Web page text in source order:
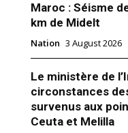
II s’est employée
de son allocution de Noël, à
plus sombres», aux
durement frappés par la
«Pour beaucoup, cette
de tristesse: certains
Maroc : Séisme
km de Midelt
Nation 3 August 2026
Le ministère de
circonstances
survenus aux
Ceuta et Melilla